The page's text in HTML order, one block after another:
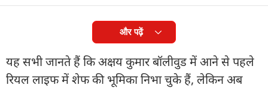
और पढ़ें
यह सभी जानते हैं कि अक्षय कुमार बॉलीवुड में आने से पहले
रियल लाइफ में शेफ की भूमिका निभा चुके हैं, लेकिन अब